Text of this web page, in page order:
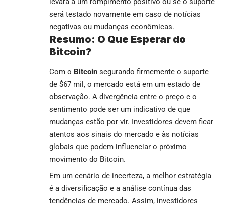
será testado novamente em caso de notícias
negativas ou mudanças econômicas.
Resumo: O Que Esperar do
Bitcoin?
Com o Bitcoin segurando firmemente o suporte
de $67 mil, o mercado está em um estado de
observação. A divergência entre o preço e o
sentimento pode ser um indicativo de que
mudanças estão por vir. Investidores devem ficar
atentos aos sinais do mercado e às notícias
globais que podem influenciar o próximo
movimento do Bitcoin.
Em um cenário de incerteza, a melhor estratégia
é a diversificação e a análise contínua das
tendências de mercado. Assim, investidores